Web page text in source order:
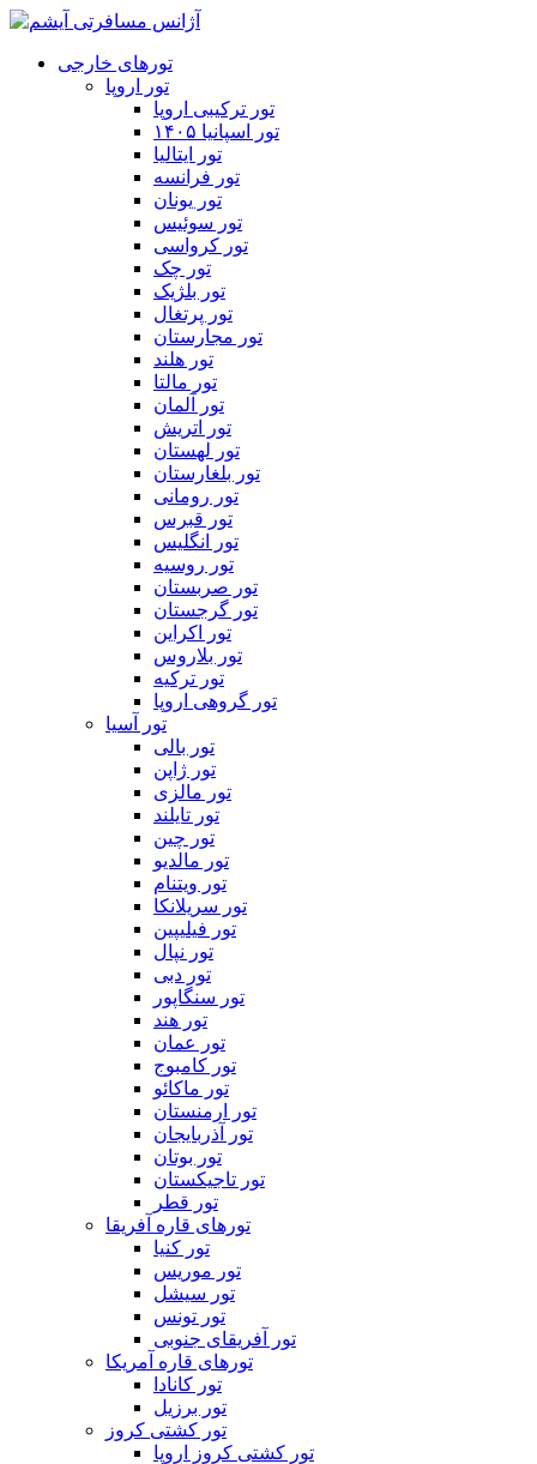
تورهای خارجی
تور اروپا
تور ترکیبی اروپا
تور اسپانیا ۱۴۰۵
تور ایتالیا
تور فرانسه
تور یونان
تور سوئیس
تور کرواسی
تور چک
تور بلژیک
تور پرتغال
تور مجارستان
تور هلند
تور مالتا
تور آلمان
تور اتریش
تور لهستان
تور بلغارستان
تور رومانی
تور قبرس
تور انگلیس
تور روسیه
تور صربستان
تور گرجستان
تور اکراین
تور بلاروس
تور ترکیه
تور گروهی اروپا
تور آسیا
تور بالی
تور ژاپن
تور مالزی
تور تایلند
تور چین
تور مالدیو
تور ویتنام
تور سریلانکا
تور فیلیپین
تور نپال
تور دبی
تور سنگاپور
تور هند
تور عمان
تور کامبوج
تور ماکائو
تور ارمنستان
تور آذربایجان
تور بوتان
تور تاجیکستان
تور قطر
تورهای قاره آفریقا
تور کنیا
تور موریس
تور سیشل
تور تونس
تور آفریقای جنوبی
تورهای قاره آمریکا
تور کانادا
تور برزیل
تور کشتی کروز
تور کشتی کروز اروپا